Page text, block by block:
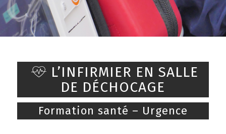
L’INFIRMIER EN SALLE
DE DÉCHOCAGE
Formation santé – Urgence